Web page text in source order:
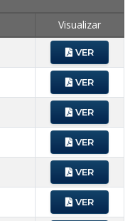
Visualizar
VER
VER
VER
VER
VER
VER